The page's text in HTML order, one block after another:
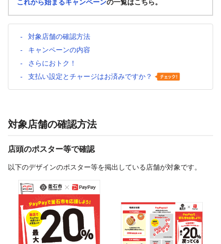
これから始まるキャンペーンの一覧はこちら。
対象店舗の確認方法
キャンペーンの内容
さらにおトク！
支払い設定とチャージはお済みですか？
対象店舗の確認方法
店頭のポスター等で確認
以下のデザインのポスター等を掲出している店舗が対象です。